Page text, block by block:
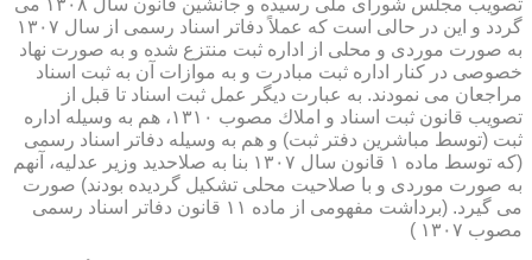
تصویب مجلس شورای ملی رسیده و جانشین قانون سال ۱۳۰۸ می
گردد و این در حالی است كه عملاً دفاتر اسناد رسمی از سال ۱۳۰۷
به صورت موردی و محلی از اداره ثبت منتزع شده و به صورت نهاد
خصوصی در كنار اداره ثبت مبادرت و به موازات آن به ثبت اسناد
مراجعان می نمودند. به عبارت دیگر عمل ثبت اسناد تا قبل از
تصویب قانون ثبت اسناد و املاك مصوب ۱۳۱۰، هم به وسیله اداره
ثبت (توسط مباشرین دفتر ثبت) و هم به وسیله دفاتر اسناد رسمی
(كه توسط ماده ۱ قانون سال ۱۳۰۷ بنا به صلاحدید وزیر عدلیه، آنهم
به صورت موردی و با صلاحیت محلی تشكیل گردیده بودند) صورت
می گیرد. (برداشت مفهومی از ماده ۱۱ قانون دفاتر اسناد رسمی
مصوب ۱۳۰۷ )